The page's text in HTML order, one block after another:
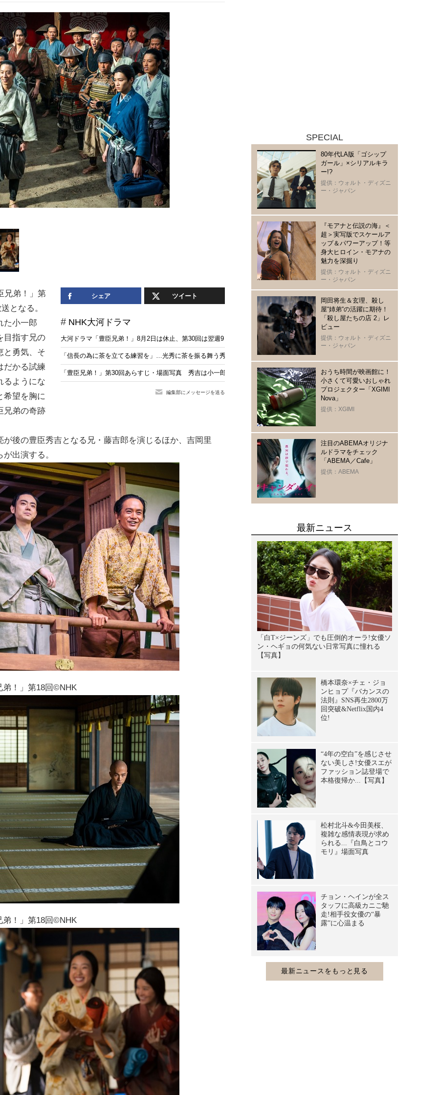
シェア ツイート
NHK大河ドラマ
大河ドラマ「豊臣兄弟！」8月2日は休止、第30回は翌週9日放送へ
「信長の為に茶を立てる練習を」…光秀に茶を振る舞う秀吉に多くの反応、史実との“整合性”にも視聴者注目「豊臣兄弟！」第29話
「豊臣兄弟！」第30回あらすじ・場面写真 秀吉は小一郎と清須城へ向かう…8月9日放送
編集部にメッセージを送る
兄弟！」第
となる。
た小一郎
目指す兄の
と勇気、そ
だかる試練
るようにな
希望を胸に
兄弟の奇跡
後の豊臣秀吉となる兄・藤吉郎を演じるほか、吉岡里
出演する。
弟！」第18回©NHK
弟！」第18回©NHK
SPECIAL
80年代LA版「ゴシップ
ガール」×シリアルキラ
ー!?
提供：ウォルト・ディズニ
ー・ジャパン
『モアナと伝説の海』＜
超＞実写版でスケールア
ップ＆パワーアップ！等
身大ヒロイン・モアナの
魅力を深掘り
提供：ウォルト・ディズニ
ー・ジャパン
岡田将生＆玄理、殺し
屋“姉弟“の活躍に期待！
「殺し屋たちの店 2」レ
ビュー
提供：ウォルト・ディズニ
ー・ジャパン
おうち時間が映画館に！
小さくて可愛いおしゃれ
プロジェクター「XGIMI
Nova」
提供：XGIMI
注目のABEMAオリジナ
ルドラマをチェック
「ABEMA／Cafe」
提供：ABEMA